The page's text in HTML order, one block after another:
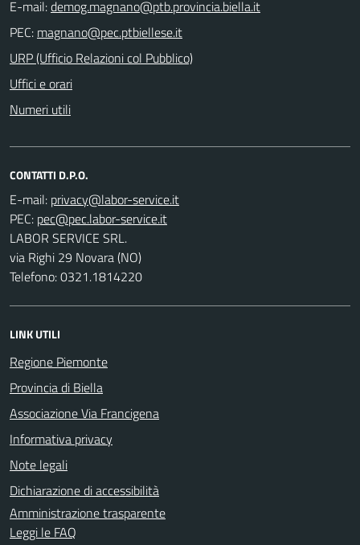
E-mail:
PEC:
URP (Ufficio Relazioni col Pubblico)
Uffici e orari
Numeri utili
CONTATTI D.P.O.
E-mail:
PEC:
LABOR SERVICE SRL.
via Righi 29 Novara (NO)
Telefono: 0321.1814220
LINK UTILI
Regione Piemonte
Provincia di Biella
Associazione Via Francigena
Informativa privacy
Note legali
Dichiarazione di accessibilità
Amministrazione trasparente
Leggi le FAQ